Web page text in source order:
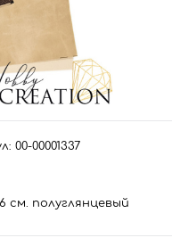
00-00001337
см. полуглянцевый